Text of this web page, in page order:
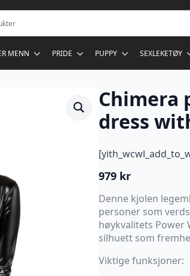
MENN PRIDE PUPPY SEXLEKETØY
Chimera
dress
979 kr
Denne kjolen
personer som
høykvalitets Power
silhuett som
Viktige funksjoner: